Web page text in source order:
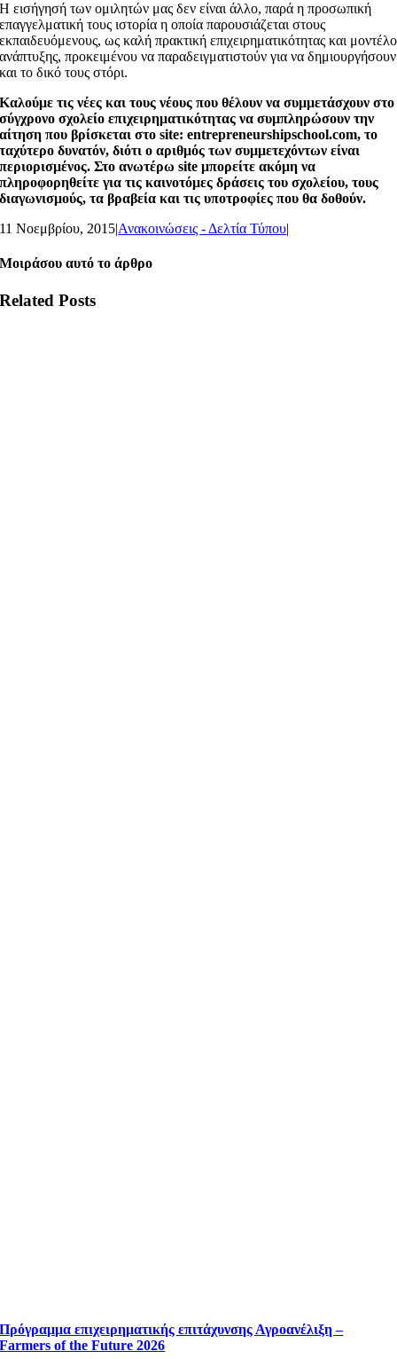
Η εισήγησή των ομιλητών μας δεν είναι άλλο, παρά η προσωπική
επαγγελματική τους ιστορία η οποία παρουσιάζεται στους
εκπαιδευόμενους, ως καλή πρακτική επιχειρηματικότητας και μοντέλο
ανάπτυξης, προκειμένου να παραδειγματιστούν για να δημιουργήσουν
και το δικό τους στόρι.
Καλούμε τις νέες και τους νέους που θέλουν να συμμετάσχουν στο
σύγχρονο σχολείο επιχειρηματικότητας να συμπληρώσουν την
αίτηση που βρίσκεται στο site: entrepreneurshipschool.com, το
ταχύτερο δυνατόν, διότι ο αριθμός των συμμετεχόντων είναι
περιορισμένος. Στο ανωτέρω site μπορείτε ακόμη να
πληροφορηθείτε για τις καινοτόμες δράσεις του σχολείου, τους
διαγωνισμούς, τα βραβεία και τις υποτροφίες που θα δοθούν.
11 Νοεμβρίου, 2015|Ανακοινώσεις - Δελτία Τύπου|
Μοιράσου αυτό το άρθρο
Related Posts
Πρόγραμμα επιχειρηματικής επιτάχυνσης Αγροανέλιξη –
Farmers of the Future 2026